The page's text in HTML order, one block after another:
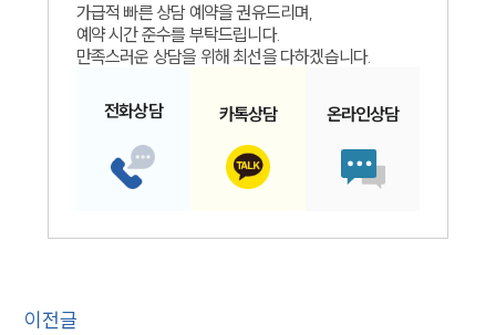
가급적 빠른 상담 예약을 권유드리며,
예약 시간 준수를 부탁드립니다.
만족스러운 상담을 위해 최선을 다하겠습니다.
전화상담 카톡상담 온라인상담
이전글